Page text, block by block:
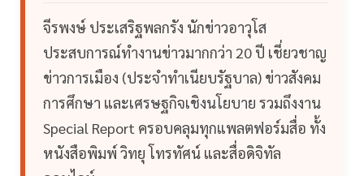
จีรพงษ์ ประเสริฐพลกรัง นักข่าวอาวุโส
ประสบการณ์ทำงานข่าวมากกว่า 20 ปี เชี่ยวชาญ
ข่าวการเมือง (ประจำทำเนียบรัฐบาล) ข่าวสังคม
การศึกษา และเศรษฐกิจเชิงนโยบาย รวมถึงงาน
Special Report ครอบคลุมทุกแพลตฟอร์มสื่อ ทั้ง
หนังสือพิมพ์ วิทยุ โทรทัศน์ และสื่อดิจิทัล